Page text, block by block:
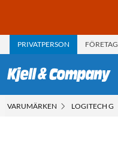
PRIVATPERSON FÖRETAG
VARUMÄRKEN LOGITECH G